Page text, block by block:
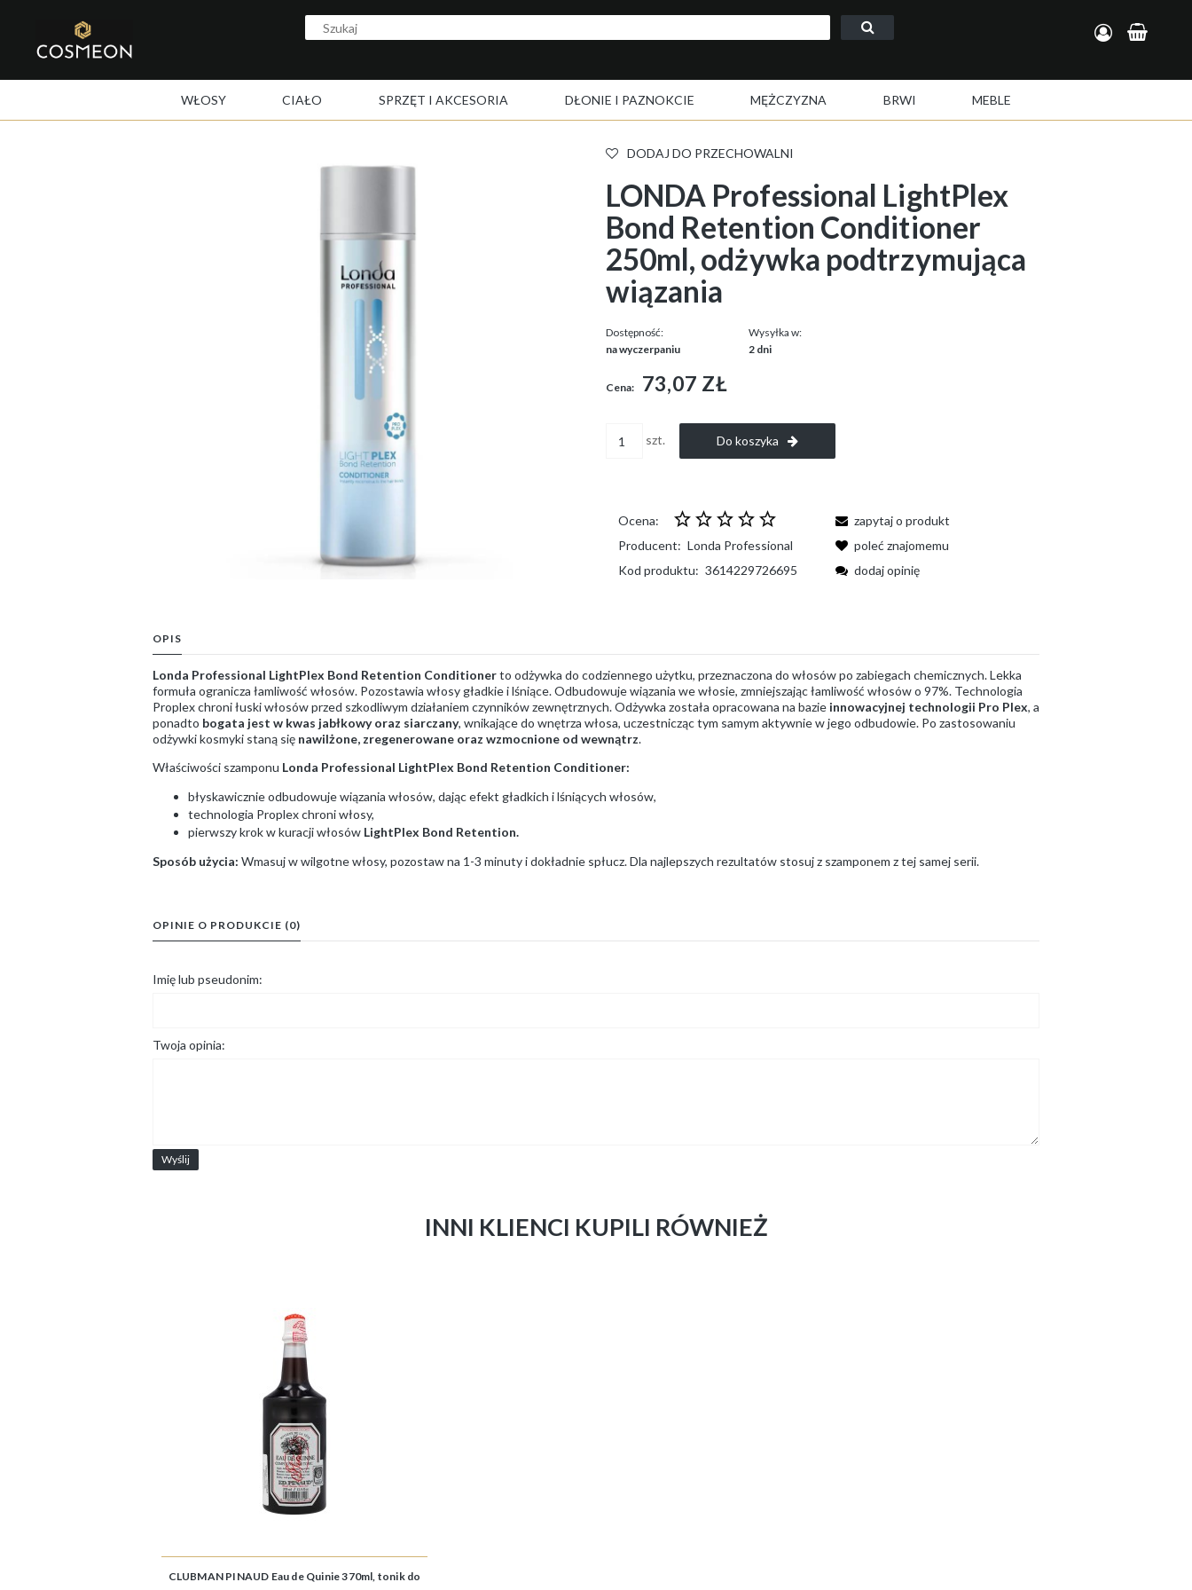
WŁOSY CIAŁO SPRZĘT I AKCESORIA DŁONIE I PAZNOKCIE MĘŻCZYZNA BRWI MEBLE
DODAJ DO PRZECHOWALNI
LONDA Professional LightPlex
Bond Retention Conditioner
250ml, odżywka podtrzymująca
wiązania
Dostępność:
na wyczerpaniu
Wysyłka w:
2 dni
Cena: 73,07 ZŁ
szt. Do koszyka
Ocena:
Producent: Londa Professional
Kod produktu: 3614229726695
zapytaj o produkt
poleć znajomemu
dodaj opinię
OPIS
Londa Professional LightPlex Bond Retention Conditionerto odżywka do codziennego użytku, przeznaczona do włosów po zabiegach chemicznych. Lekka
formuła ogranicza łamliwość włosów. Pozostawia włosy gładkie i lśniące. Odbudowuje wiązania we włosie, zmniejszając łamliwość włosów o 97%. Technologia
Proplex chroni łuski włosów przed szkodliwym działaniem czynników zewnętrznych. Odżywka została opracowana na bazie innowacyjnej technologii Pro Plex, a
ponadto bogata jest w kwas jabłkowy oraz siarczany, wnikające do wnętrza włosa, uczestnicząc tym samym aktywnie w jego odbudowie. Po zastosowaniu
odżywki kosmyki staną się nawilżone, zregenerowane oraz wzmocnione od wewnątrz.
Właściwości szamponu Londa Professional LightPlex Bond Retention Conditioner:
błyskawicznie odbudowuje wiązania włosów, dając efekt gładkich i lśniących włosów,
technologia Proplex chroni włosy,
pierwszy krok w kuracji włosów LightPlex Bond Retention.
Sposób użycia: Wmasuj w wilgotne włosy, pozostaw na 1-3 minuty i dokładnie spłucz. Dla najlepszych rezultatów stosuj z szamponem z tej samej serii.
OPINIE O PRODUKCIE (0)
Imię lub pseudonim:
Twoja opinia:
Wyślij
INNI KLIENCI KUPILI RÓWNIEŻ
CLUBMAN PINAUD Eau de Quinie 370ml, tonik do